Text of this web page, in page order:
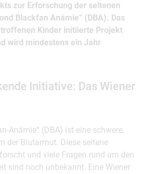
zur Erforschung der seltenen
Blackfan Anämie“ (DBA). Das
Kinder initiierte Projekt
wird mindestens ein Jahr
Initiative: Das Wiener
Anämie“ (DBA) ist eine schwere,
der Blutarmut. Diese seltene
und viele Fragen rund um den
sind noch unbekannt. Eine Wiener